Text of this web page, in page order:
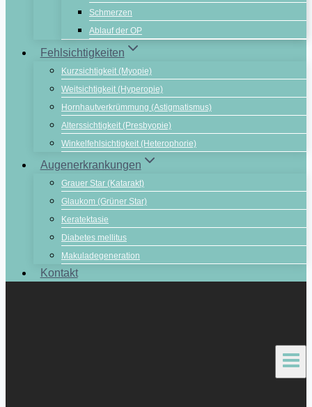
Schmerzen
Ablauf der OP
Fehlsichtigkeiten
Kurzsichtigkeit (Myopie)
Weitsichtigkeit (Hyperopie)
Hornhautverkrümmung (Astigmatismus)
Alterssichtigkeit (Presbyopie)
Winkelfehlsichtigkeit (Heterophorie)
Augenerkrankungen
Grauer Star (Katarakt)
Glaukom (Grüner Star)
Keratektasie
Diabetes mellitus
Makuladegeneration
Kontakt